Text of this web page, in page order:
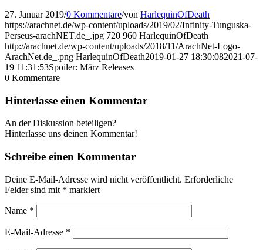
27. Januar 2019/0 Kommentare/von HarlequinOfDeath
https://arachnet.de/wp-content/uploads/2019/02/Infinity-Tunguska-
Perseus-arachNET.de_.jpg 720 960 HarlequinOfDeath
http://arachnet.de/wp-content/uploads/2018/11/ArachNet-Logo-
ArachNet.de_.png HarlequinOfDeath2019-01-27 18:30:082021-07-
19 11:31:53Spoiler: März Releases
0 Kommentare
Hinterlasse einen Kommentar
An der Diskussion beteiligen?
Hinterlasse uns deinen Kommentar!
Schreibe einen Kommentar
Deine E-Mail-Adresse wird nicht veröffentlicht. Erforderliche
Felder sind mit * markiert
Name *
E-Mail-Adresse *